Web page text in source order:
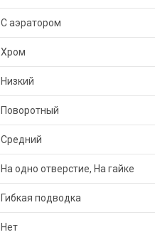
С аэратором
Хром
Низкий
Поворотный
Средний
На одно отверстие, На гайке
Гибкая подводка
Нет